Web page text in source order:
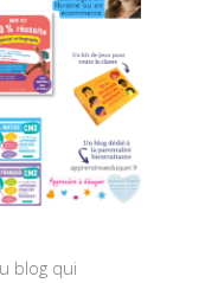
blog qui